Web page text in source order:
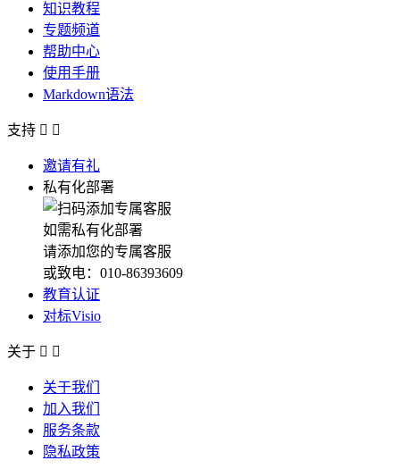
知识教程
专题频道
帮助中心
使用手册
Markdown语法
支持  
邀请有礼
私有化部署
如需私有化部署
请添加您的专属客服
或致电：010-86393609
教育认证
对标Visio
关于  
关于我们
加入我们
服务条款
隐私政策